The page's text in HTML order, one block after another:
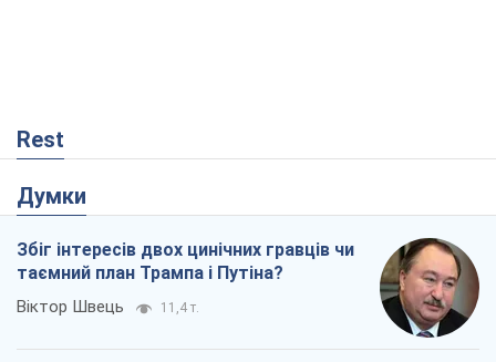
Rest
Думки
Збіг інтересів двох цинічних гравців чи
таємний план Трампа і Путіна?
Віктор Швець 11,4 т.